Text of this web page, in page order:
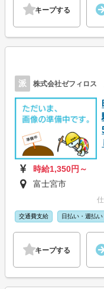
キープする
派 株式会社ゼフィロ
時給1,350円～
富士宮市
交通費支給 日払い・週払い
キープする